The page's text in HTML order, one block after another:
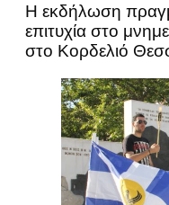
Η εκδήλωση
επιτυχία στο
στο Κορδελιό